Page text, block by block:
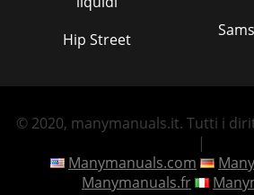
Hip Street
Samsung
© 2020, manymanuals.it. Tutti i
|
Manymanuals.com
Manymanuals.fr